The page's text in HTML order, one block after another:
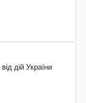
дій України